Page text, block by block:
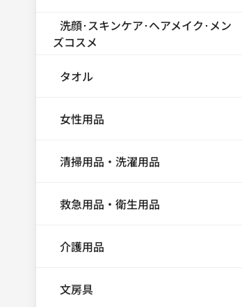
洗顔･スキンケア･ヘアメイク･メン
ズコスメ
タオル
女性用品
清掃用品・洗濯用品
救急用品・衛生用品
介護用品
文房具